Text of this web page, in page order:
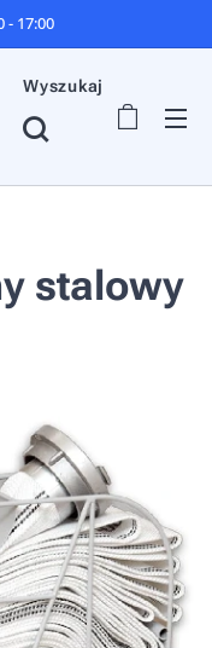
- 17:00
Wyszukaj
stalowy